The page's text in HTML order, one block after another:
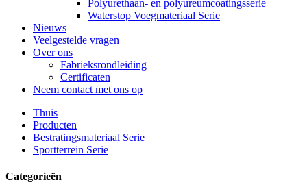
Polyurethaan- en polyureumcoatingsserie
Waterstop Voegmateriaal Serie
Nieuws
Veelgestelde vragen
Over ons
Fabrieksrondleiding
Certificaten
Neem contact met ons op
Thuis
Producten
Bestratingsmateriaal Serie
Sportterrein Serie
Categorieën